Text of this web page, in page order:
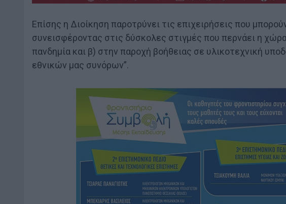
Επίσης η Διοίκηση παροτρύνει τις επιχειρήσεις που
συνεισφέροντας στις δύσκολες στιγμές που περνάει η
πανδημία και β) στην παροχή βοήθειας σε υλικοτεχνική
εθνικών μας συνόρων”.